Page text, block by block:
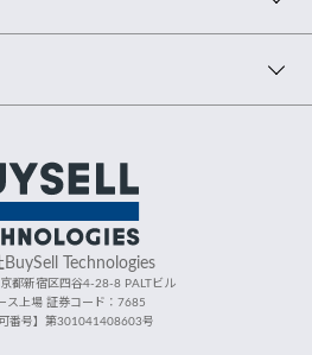
Technologies
都新宿区四谷4-28-8 PALTビル
ス上場 証券コード：7685
可番号】第301041408603号